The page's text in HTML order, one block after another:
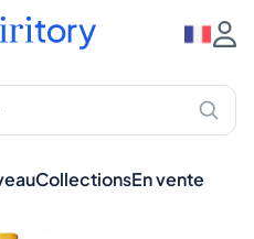
CollectionsEn vente